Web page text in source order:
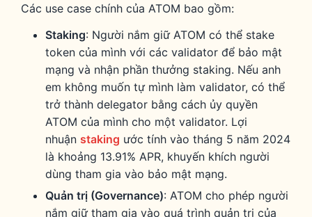
Các use case chính của ATOM bao gồm:
Staking: Người nắm giữ ATOM có thể stake
token của mình với các validator để bảo mật
mạng và nhận phần thưởng staking. Nếu anh
em không muốn tự mình làm validator, có thể
trở thành delegator bằng cách ủy quyền
ATOM của mình cho một validator. Lợi
nhuận staking ước tính vào tháng 5 năm 2024
là khoảng 13.91% APR, khuyến khích người
dùng tham gia vào bảo mật mạng.
Quản trị (Governance): ATOM cho phép người
nắm giữ tham gia vào quá trình quản trị của